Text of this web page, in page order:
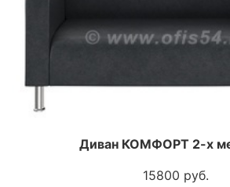
Диван КОМФОРТ 2-х
15800 руб.